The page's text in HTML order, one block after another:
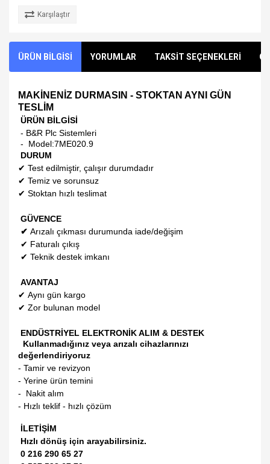
Karşılaştır
ÜRÜN BİLGİSİ YORUMLAR TAKSİT SEÇENEKLERİ
MAKİNENİZ DURMASIN - STOKTAN AYNI GÜN
TESLİM
ÜRÜN BİLGİSİ
- B&R Plc Sistemleri
- Model:7ME020.9
DURUM
✔ Test edilmiştir, çalışır durumdadır
✔ Temiz ve sorunsuz
✔ Stoktan hızlı teslimat
GÜVENCE
✔ Arızalı çıkması durumunda iade/değişim
✔ Faturalı çıkış
✔ Teknik destek imkanı
AVANTAJ
✔ Aynı gün kargo
✔ Zor bulunan model
ENDÜSTRİYEL ELEKTRONİK ALIM & DESTEK
Kullanmadığınız veya arızalı cihazlarınızı
değerlendiriyoruz
- Tamir ve revizyon
- Yerine ürün temini
- Nakit alım
- Hızlı teklif - hızlı çözüm
İLETİŞİM
Hızlı dönüş için arayabilirsiniz.
0 216 290 65 27